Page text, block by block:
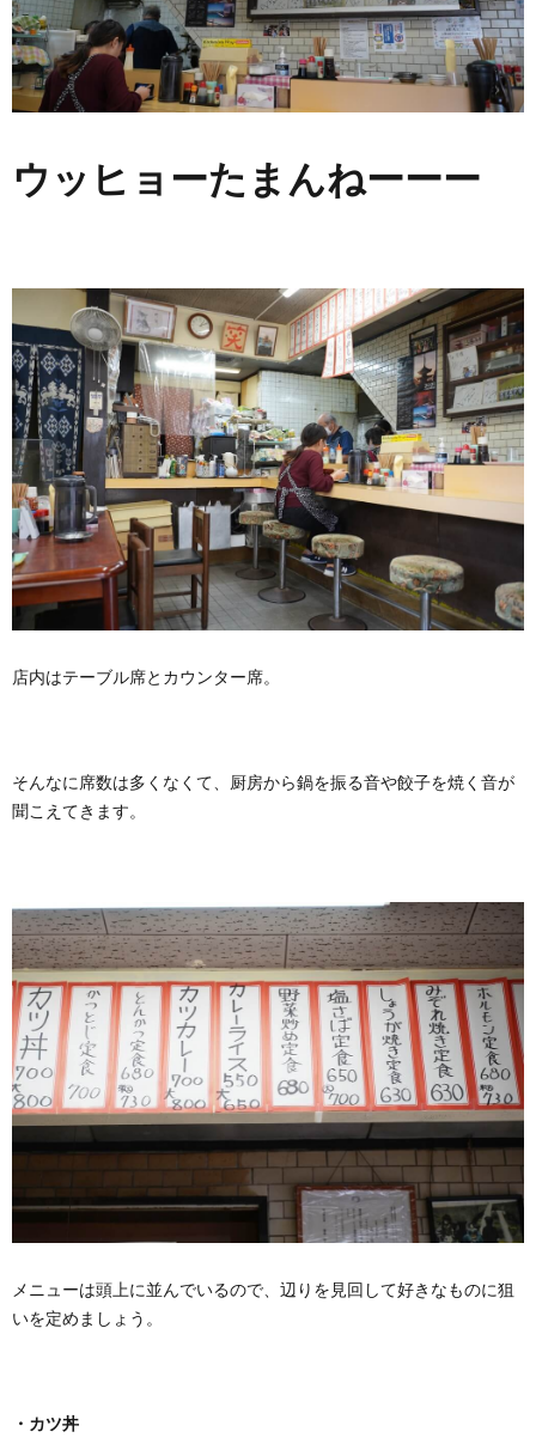
ウッヒョーたまんねーーー
店内はテーブル席とカウンター席。
そんなに席数は多くなくて、厨房から鍋を振る音や餃子を焼く音が
聞こえてきます。
メニューは頭上に並んでいるので、辺りを見回して好きなものに狙
いを定めましょう。
・カツ丼